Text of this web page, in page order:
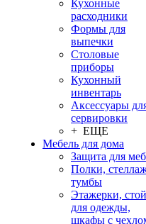
Кухонные
расходники
Формы для
выпечки
Столовые
приборы
Кухонный
инвентарь
Аксессуары
сервировки
+ ЕЩЕ
Мебель для дома
Защита для
Полки,
тумбы
Этажерки,
для одежды,
шкафы с